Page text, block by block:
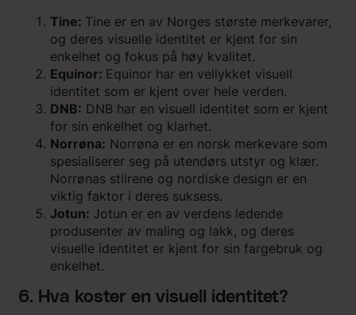
Tine: Tine er en av Norges største merkevarer,
og deres visuelle identitet er kjent for sin
enkelhet og fokus på høy kvalitet.
Equinor: Equinor har en vellykket visuell
identitet som er kjent over hele verden.
DNB: DNB har en visuell identitet som er kjent
for sin enkelhet og klarhet.
Norrøna: Norrøna er en norsk merkevare som
spesialiserer seg på utendørs utstyr og klær.
Norrønas stilrene og nordiske design er en
viktig faktor i deres suksess.
Jotun: Jotun er en av verdens ledende
produsenter av maling og lakk, og deres
visuelle identitet er kjent for sin fargebruk og
enkelhet.
6. Hva koster en visuell identitet?